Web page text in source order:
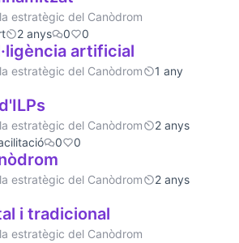
estratègic del Canòdrom
2 anys 0 0
artificial
estratègic del Canòdrom
1 any
estratègic del Canòdrom
2 anys
0 0
estratègic del Canòdrom
2 anys
i tradicional
estratègic del Canòdrom